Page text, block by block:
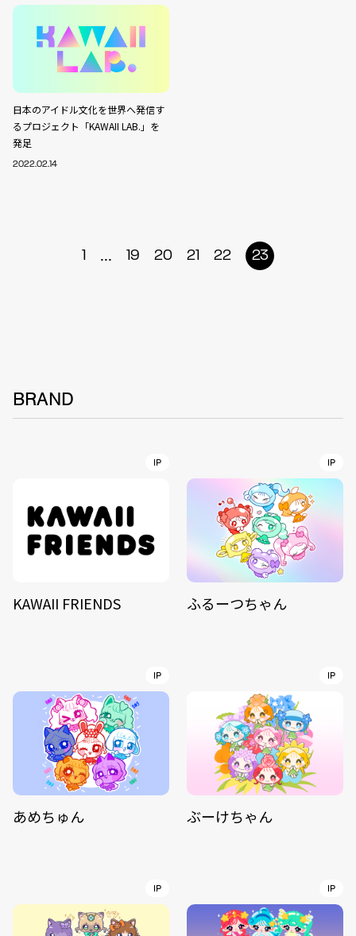
日本のアイドル文化を世界へ発信す
るプロジェクト「KAWAII LAB.」を
発足
2022.02.14
1 ... 19 20 21 22 23
BRAND
IP
KAWAII FRIENDS
IP
ふるーつちゃん
IP
あめちゅん
IP
ぶーけちゃん
IP IP